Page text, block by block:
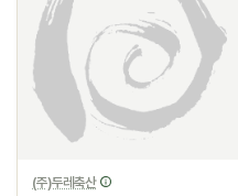
(주)두레축산